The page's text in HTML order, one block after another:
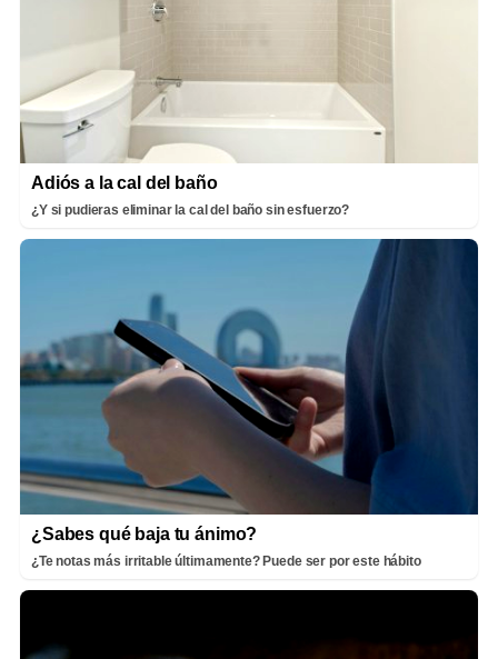
Adiós a la cal del baño
¿Y si pudieras eliminar la cal del baño sin esfuerzo?
¿Sabes qué baja tu ánimo?
¿Te notas más irritable últimamente? Puede ser por este hábito